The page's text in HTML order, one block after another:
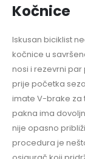
Kočnice
Iskusan biciklist
kočnice u
nosi i rezevrni par
prije početka
imate V-brake za
pakna ima
nije opasno
procedura je